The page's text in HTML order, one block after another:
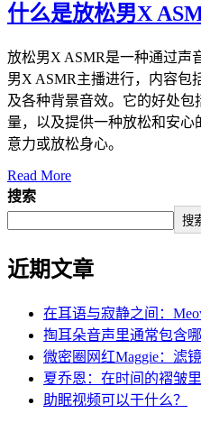
什么是放松男X
放松男X ASMR是一种通过声
男X ASMR主播进行，内容包
及各种背景音效。它的好处
量，以及提供一种放松和安
意力或放松身心。
Read More
搜索
搜
近期文章
在耳语与寂静之间：
掏耳朵音声里通常包含
微密圈网红Maggie：滤
夏乔恩：在时间的褶皱
助眠视频可以干什么？